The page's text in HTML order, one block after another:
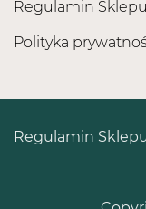
Regulamin Sklepu
Polityka
Regulamin